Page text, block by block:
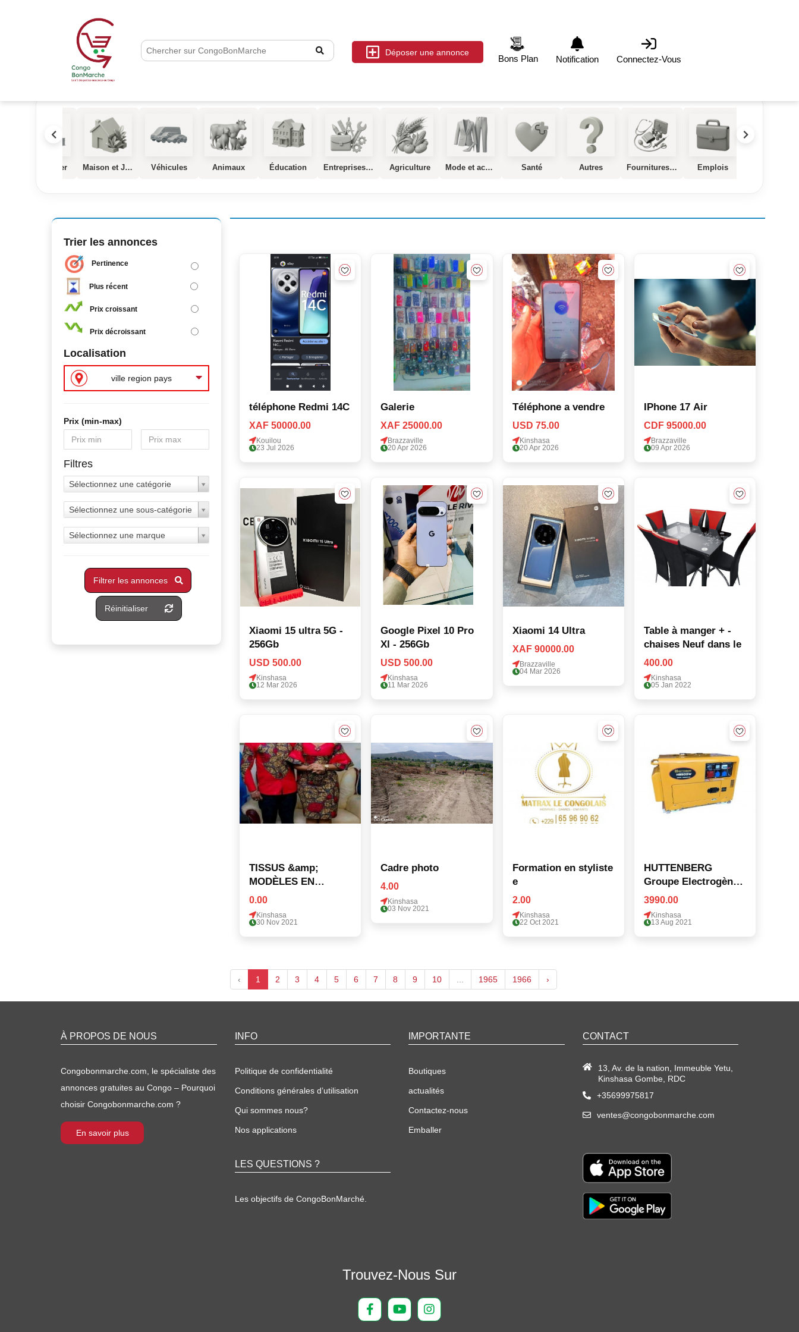
Déposer une annonce
Bons Plan Notification Connectez-Vous
Immobilier Maison et Jardin Véhicules Animaux Éducation Entreprises, Services et Industrie Agriculture Mode et accessoires Santé Autres Fournitures et Equipements Médical Emplois
Trier les annonces
Pertinence
Plus récent
Prix croissant
Prix décroissant
Localisation
ville region pays
Prix ​​(min-max)
Filtres
Sélectionnez une catégorie
Sélectionnez une sous-catégorie
Sélectionnez une marque
Réinitialiser
téléphone Redmi 14C
XAF 50000.00
Kouilou
23 Jul 2026
Galerie
XAF 25000.00
Brazzaville
20 Apr 2026
Téléphone a vendre
USD 75.00
Kinshasa
20 Apr 2026
IPhone 17 Air
CDF 95000.00
Brazzaville
09 Apr 2026
Xiaomi 15 ultra 5G -
256Gb
USD 500.00
Kinshasa
12 Mar 2026
Google Pixel 10 Pro
Xl - 256Gb
USD 500.00
Kinshasa
11 Mar 2026
Xiaomi 14 Ultra
XAF 90000.00
Brazzaville
04 Mar 2026
Table à manger + -
chaises Neuf dans le
400.00
Kinshasa
05 Jan 2022
TISSUS &amp;
MODÈLES EN
COTON GLACES
0.00
Kinshasa
30 Nov 2021
Cadre photo
4.00
Kinshasa
03 Nov 2021
Formation en styliste
e
2.00
Kinshasa
22 Oct 2021
HUTTENBERG
Groupe Electrogène
silencieu
3990.00
Kinshasa
13 Aug 2021
‹ 1 2 3 4 5 6 7 8 9 10 1965 1966 ›
À PROPOS DE NOUS
Congobonmarche.com, le spécialiste des
annonces gratuites au Congo – Pourquoi
choisir Congobonmarche.com ?
En savoir plus
INFO
Politique de confidentialité
Conditions générales d’utilisation
Qui sommes nous?
Nos applications
LES QUESTIONS ?
Les objectifs de CongoBonMarché.
IMPORTANTE
Boutiques
actualités
Contactez-nous
Emballer
CONTACT
13, Av. de la nation, Immeuble Yetu,
Kinshasa Gombe, RDC
+35699975817
ventes@congobonmarche.com
Trouvez-Nous Sur